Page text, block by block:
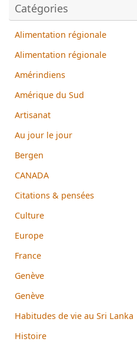
Catégories
Alimentation régionale
Alimentation régionale
Amérindiens
Amérique du Sud
Artisanat
Au jour le jour
Bergen
CANADA
Citations & pensées
Culture
Europe
France
Genève
Genève
Habitudes de vie au Sri Lanka
Histoire